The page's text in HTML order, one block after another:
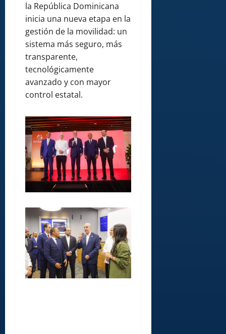
la República Dominicana
inicia una nueva etapa en la
gestión de la movilidad: un
sistema más seguro, más
transparente,
tecnológicamente
avanzado y con mayor
control estatal.